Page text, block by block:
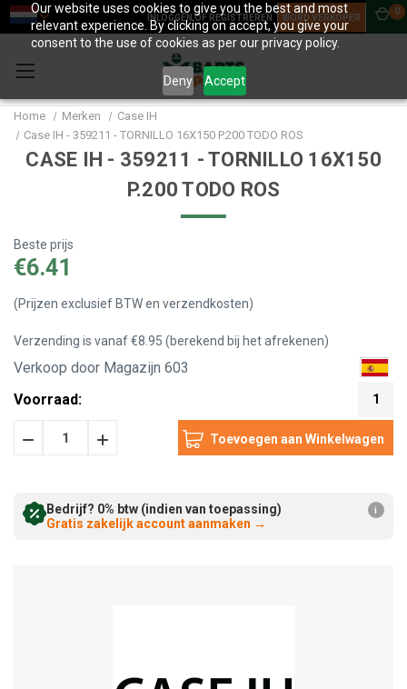
Our website uses cookies to give you the best and most
relevant experience. By clicking on accept, you give your
consent to the use of cookies as per our privacy policy.
Deny Accept
INLOGGEN OF REGISTREREN WORD VERKOPER
0
Home Merken
Case IH
Case IH - 359211 - TORNILLO 16X150 P.200 TODO ROS
CASE IH - 359211 - TORNILLO 16X150
P.200 TODO ROS
Beste prijs
€6.41
(Prijzen exclusief BTW en verzendkosten)
Verzending is vanaf €8.95 (berekend bij het afrekenen)
Verkoop door Magazijn 603
Voorraad:
1
HoeveelheidHoeveelheid
Bedrijf? 0% btw (indien van toepassing)
Gratis zakelijk account aanmaken →
i